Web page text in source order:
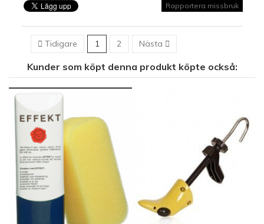
Rapportera missbruk
 Tidigare 1 2 Nästa 
Kunder som köpt denna produkt köpte också: